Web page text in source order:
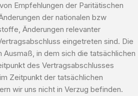
Empfehlungen der Paritätischen
der nationalen bzw
Änderungen relevanter
eingetreten sind. Die
Ausmaß, in dem sich die tatsächlichen
des Vertragsabschlusses
Zeitpunkt der tatsächlichen
wir uns nicht in Verzug befinden.